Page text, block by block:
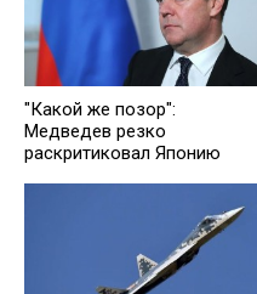
"Какой же позор":
Медведев резко
раскритиковал Японию